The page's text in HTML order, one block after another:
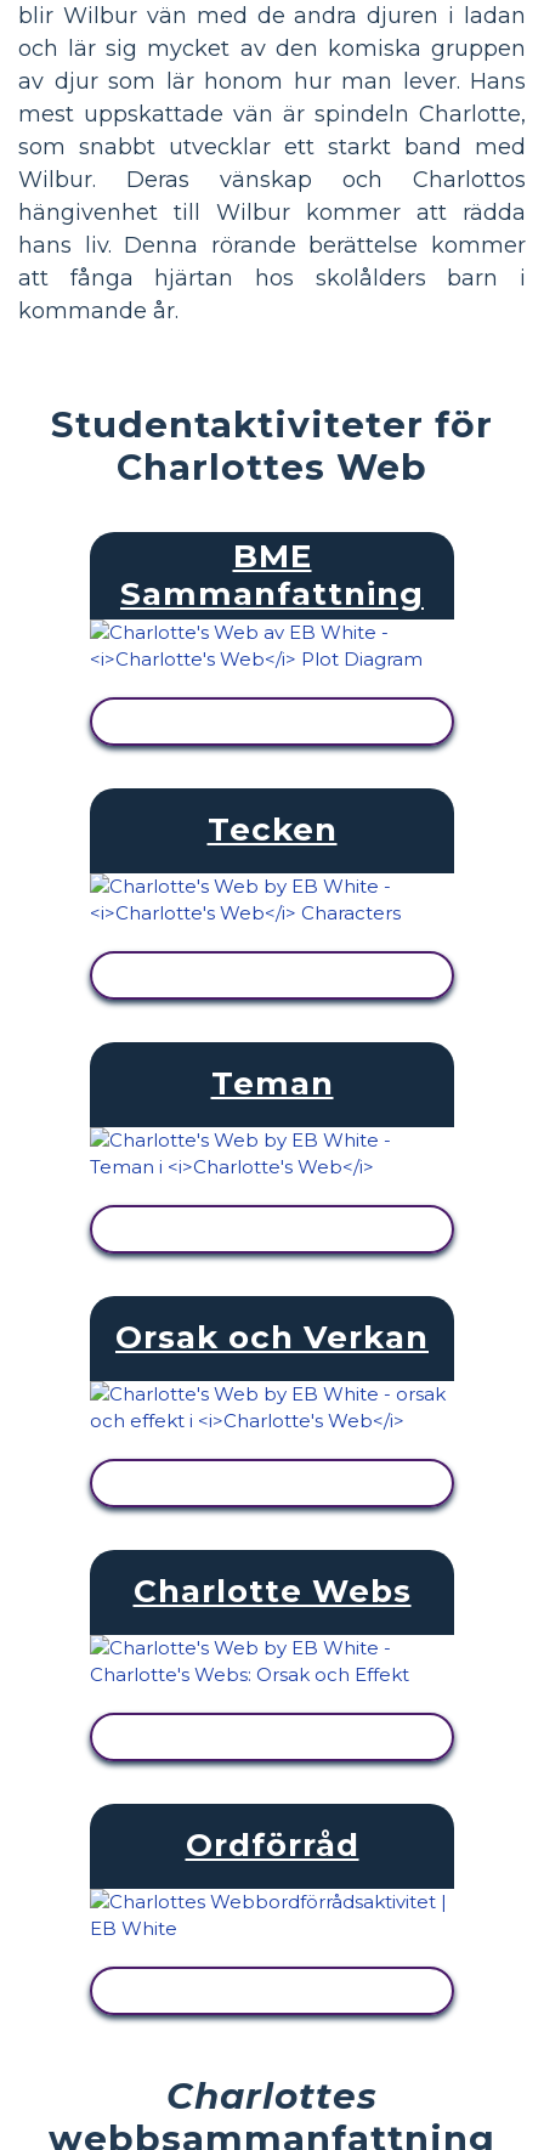
blir Wilbur vän med de andra djuren i ladan
och lär sig mycket av den komiska gruppen
av djur som lär honom hur man lever. Hans
mest uppskattade vän är spindeln Charlotte,
som snabbt utvecklar ett starkt band med
Wilbur. Deras vänskap och Charlottos
hängivenhet till Wilbur kommer att rädda
hans liv. Denna rörande berättelse kommer
att fånga hjärtan hos skolålders barn i
kommande år.
Studentaktiviteter för
Charlottes Web
BME
Sammanfattning
Tecken
Teman
Orsak och Verkan
Charlotte Webs
Ordförråd
Charlottes
webbsammanfattning